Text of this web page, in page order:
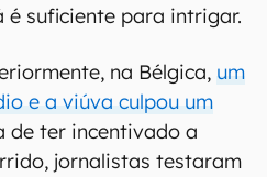
é suficiente para intrigar.
na Bélgica, um
e a viúva culpou um
de ter incentivado a
jornalistas testaram